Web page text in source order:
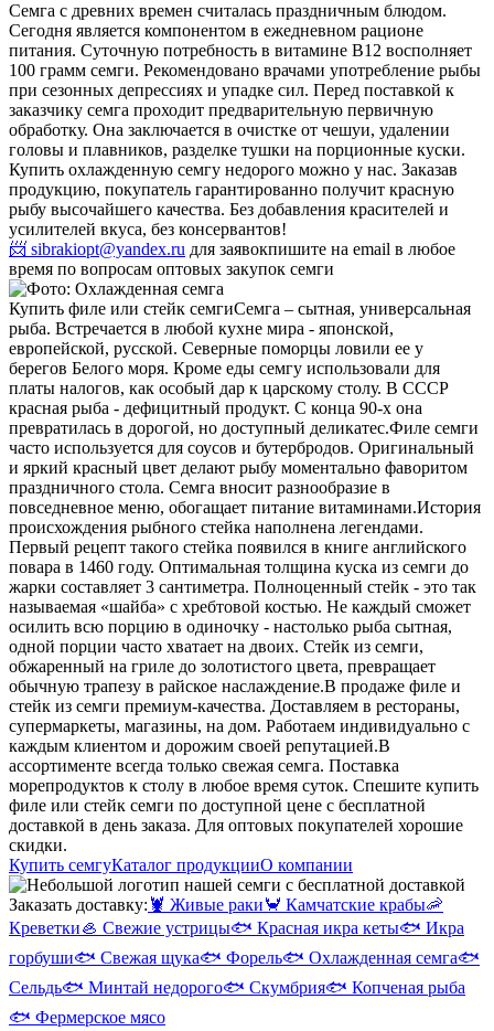
Семга с древних времен считалась праздничным блюдом.
Сегодня является компонентом в ежедневном рационе
питания. Суточную потребность в витамине В12 восполняет
100 грамм семги. Рекомендовано врачами употребление рыбы
при сезонных депрессиях и упадке сил. Перед поставкой к
заказчику семга проходит предварительную первичную
обработку. Она заключается в очистке от чешуи, удалении
головы и плавников, разделке тушки на порционные куски.
Купить охлажденную семгу недорого можно у нас. Заказав
продукцию, покупатель гарантированно получит красную
рыбу высочайшего качества. Без добавления красителей и
усилителей вкуса, без консервантов!
📨 sibrakiopt@yandex.ru для заявокпишите на email в любое
время по вопросам оптовых закупок семги
Купить филе или стейк семгиСемга – сытная, универсальная
рыба. Встречается в любой кухне мира - японской,
европейской, русской. Северные поморцы ловили ее у
берегов Белого моря. Кроме еды семгу использовали для
платы налогов, как особый дар к царскому столу. В СССР
красная рыба - дефицитный продукт. С конца 90-х она
превратилась в дорогой, но доступный деликатес.Филе семги
часто используется для соусов и бутербродов. Оригинальный
и яркий красный цвет делают рыбу моментально фаворитом
праздничного стола. Семга вносит разнообразие в
повседневное меню, обогащает питание витаминами.История
происхождения рыбного стейка наполнена легендами.
Первый рецепт такого стейка появился в книге английского
повара в 1460 году. Оптимальная толщина куска из семги до
жарки составляет 3 сантиметра. Полноценный стейк - это так
называемая «шайба» с хребтовой костью. Не каждый сможет
осилить всю порцию в одиночку - настолько рыба сытная,
одной порции часто хватает на двоих. Стейк из семги,
обжаренный на гриле до золотистого цвета, превращает
обычную трапезу в райское наслаждение.В продаже филе и
стейк из семги премиум-качества. Доставляем в рестораны,
супермаркеты, магазины, на дом. Работаем индивидуально с
каждым клиентом и дорожим своей репутацией.В
ассортименте всегда только свежая семга. Поставка
морепродуктов к столу в любое время суток. Спешите купить
филе или стейк семги по доступной цене с бесплатной
доставкой в день заказа. Для оптовых покупателей хорошие
скидки.
Купить семгуКаталог продукцииО компании
Заказать доставку: 🦞 Живые раки🦀 Камчатские крабы🦐
Креветки🦪 Свежие устрицы🐟 Красная икра кеты🐟 Икра
горбуши🐟 Свежая щука🐟 Форель🐟 Охлажденная семга🐟
Сельдь🐟 Минтай недорого🐟 Скумбрия🐟 Копченая рыба
🐟 Фермерское мясо